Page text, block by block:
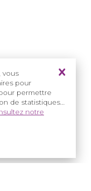
vous
pour
permettre
de statistiques...
notre
orales-et-